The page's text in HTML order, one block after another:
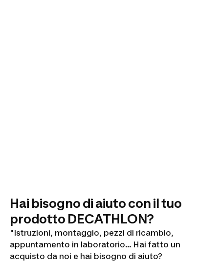
Hai bisogno di aiuto con il tuo
prodotto DECATHLON?
"Istruzioni, montaggio, pezzi di ricambio,
appuntamento in laboratorio... Hai fatto un
acquisto da noi e hai bisogno di aiuto?